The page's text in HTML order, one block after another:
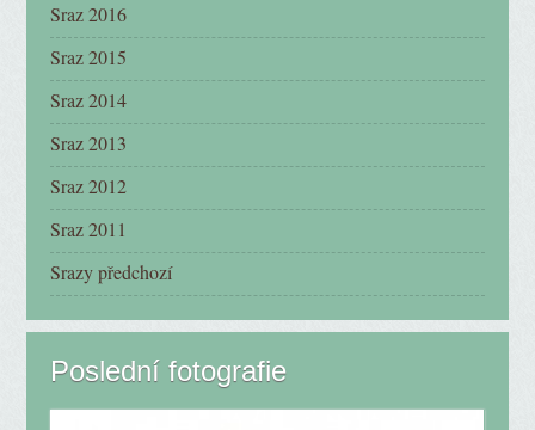
Sraz 2016
Sraz 2015
Sraz 2014
Sraz 2013
Sraz 2012
Sraz 2011
Srazy předchozí
Poslední fotografie